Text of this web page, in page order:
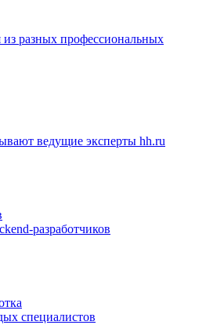
разных профессиональных
ведущие эксперты hh.ru
разработчиков
специалистов